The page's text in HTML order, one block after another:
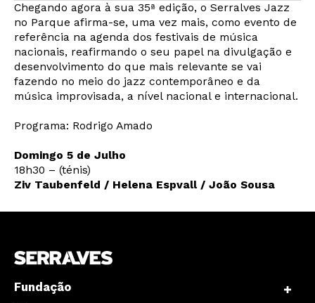
Chegando agora à sua 35ª edição, o Serralves Jazz
no Parque afirma-se, uma vez mais, como evento de
referência na agenda dos festivais de música
nacionais, reafirmando o seu papel na divulgação e
desenvolvimento do que mais relevante se vai
fazendo no meio do jazz contemporâneo e da
música improvisada, a nível nacional e internacional.
Programa: Rodrigo Amado
Domingo 5 de Julho
18h30 – (ténis)
Ziv Taubenfeld / Helena Espvall / João Sousa
Fundação
Newsletter